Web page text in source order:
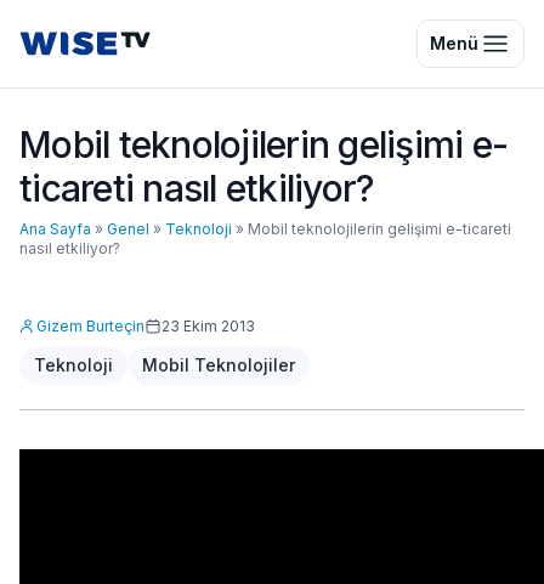
Wise TV Menü
Mobil teknolojilerin gelişimi e-
ticareti nasıl etkiliyor?
Ana Sayfa » Genel » Teknoloji » Mobil teknolojilerin gelişimi e-ticareti
nasıl etkiliyor?
Gizem Burteçin 23 Ekim 2013
Teknoloji Mobil Teknolojiler